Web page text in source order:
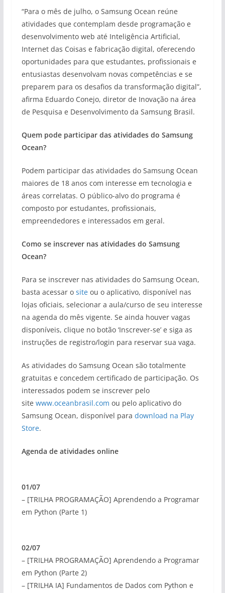
“Para o mês de julho, o Samsung Ocean reúne
atividades que contemplam desde programação e
desenvolvimento web até Inteligência Artificial,
Internet das Coisas e fabricação digital, oferecendo
oportunidades para que estudantes, profissionais e
entusiastas desenvolvam novas competências e se
preparem para os desafios da transformação digital”,
afirma Eduardo Conejo, diretor de Inovação na área
de Pesquisa e Desenvolvimento da Samsung Brasil.
Quem pode participar das atividades do Samsung
Ocean?
Podem participar das atividades do Samsung Ocean
maiores de 18 anos com interesse em tecnologia e
áreas correlatas. O público-alvo do programa é
composto por estudantes, profissionais,
empreendedores e interessados em geral.
Como se inscrever nas atividades do Samsung
Ocean?
Para se inscrever nas atividades do Samsung Ocean,
basta acessar o siteou o aplicativo, disponível nas
lojas oficiais, selecionar a aula/curso de seu interesse
na agenda do mês vigente. Se ainda houver vagas
disponíveis, clique no botão ‘Inscrever-se’ e siga as
instruções de registro/login para reservar sua vaga.
As atividades do Samsung Ocean são totalmente
gratuitas e concedem certificado de participação. Os
interessados podem se inscrever pelo
site www.oceanbrasil.com ou pelo aplicativo do
Samsung Ocean, disponível para download na Play
Store.
Agenda de atividades online
01/07
– [TRILHA PROGRAMAÇÃO] Aprendendo a Programar
em Python (Parte 1)
02/07
– [TRILHA PROGRAMAÇÃO] Aprendendo a Programar
em Python (Parte 2)
– [TRILHA IA] Fundamentos de Dados com Python e